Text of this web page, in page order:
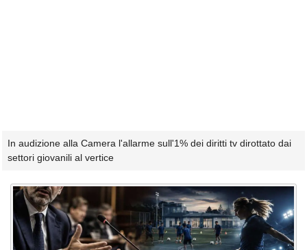
In audizione alla Camera l'allarme sull'1% dei diritti tv dirottato dai
settori giovanili al vertice